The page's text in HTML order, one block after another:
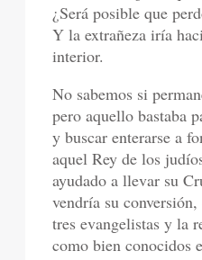
¿Será posible que
Y la extrañeza iría
interior.
No sabemos si
pero aquello bastaba
y buscar enterarse a
aquel Rey de los
ayudado a llevar su
vendría su
tres evangelistas y la
como bien conocidos